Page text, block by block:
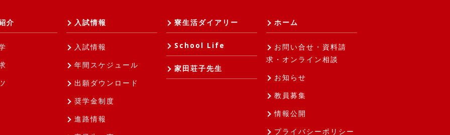
介 入試情報
入試情報
年間スケジュール
出願ダウンロード
奨学金制度
進路情報
寮生活ダイアリー
School Life
家田荘子先生
ホーム
お問い合せ・資料請
求・オンライン相談
お知らせ
教員募集
情報公開
プライバシーポリシー